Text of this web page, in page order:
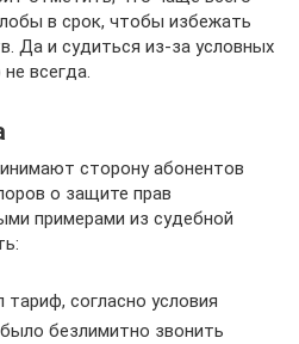
в срок, чтобы избежать
Да и судиться из-за условных
всегда.
сторону абонентов
о защите прав
примерами из судебной
согласно условия
безлимитно звонить